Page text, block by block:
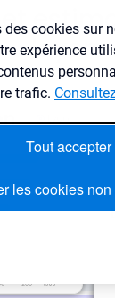
cookies sur
expérience
trafic.
Tout accepter
les cookies
loyers